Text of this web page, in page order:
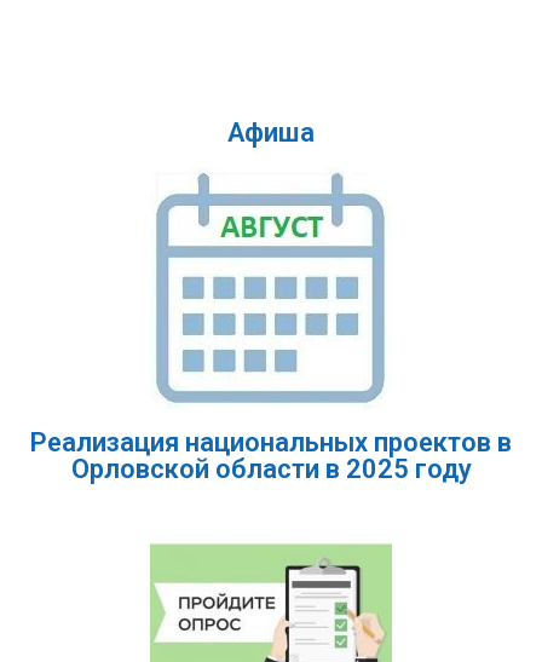
Афиша
Реализация национальных проектов в
Орловской области в 2025 году